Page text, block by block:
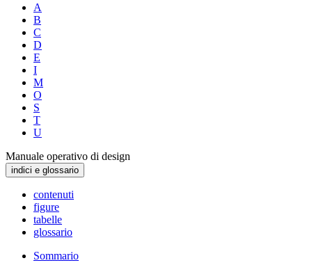
A
B
C
D
E
I
M
O
S
T
U
Manuale operativo di design
indici e glossario
contenuti
figure
tabelle
glossario
Sommario